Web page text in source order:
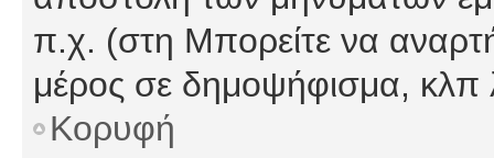
π.χ. (στη Μπορείτε να
μέρος σε δημοψήφισμα, κλπ
Κορυφή